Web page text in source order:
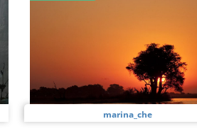
marina_che